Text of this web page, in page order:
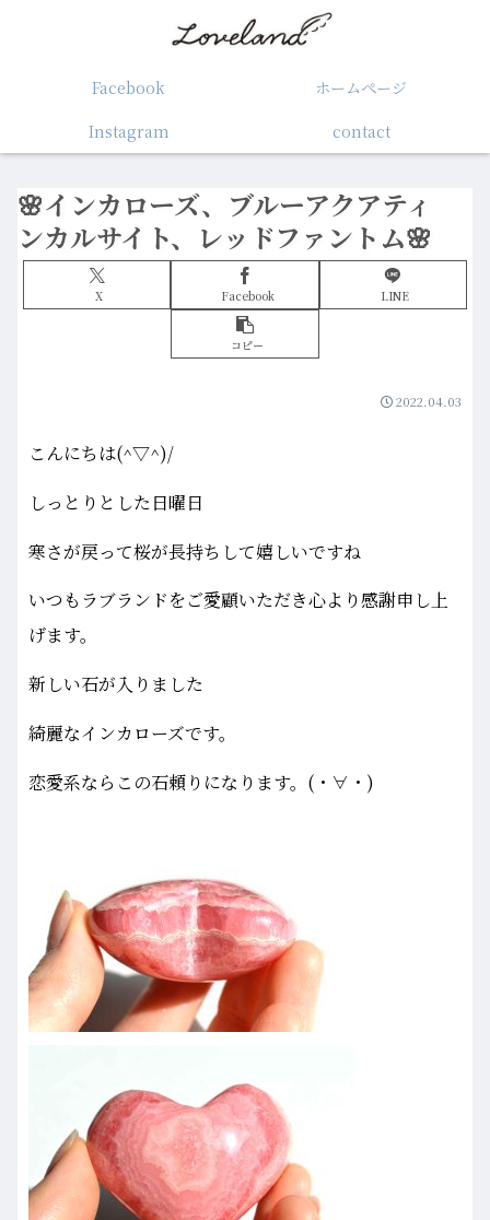
Facebook
ホームぺージ
Instagram
contact
🌸インカローズ、ブルーアクアティ
ンカルサイト、レッドファントム🌸
X Facebook LINE
コピー
2022.04.03
こんにちは(^▽^)/
しっとりとした日曜日
寒さが戻って桜が長持ちして嬉しいですね
いつもラブランドをご愛顧いただき心より感謝申し上
げます。
新しい石が入りました
綺麗なインカローズです。
恋愛系ならこの石頼りになります。(・∀・)